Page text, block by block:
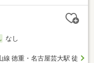
なし
線 徳重・名古屋芸大駅 徒